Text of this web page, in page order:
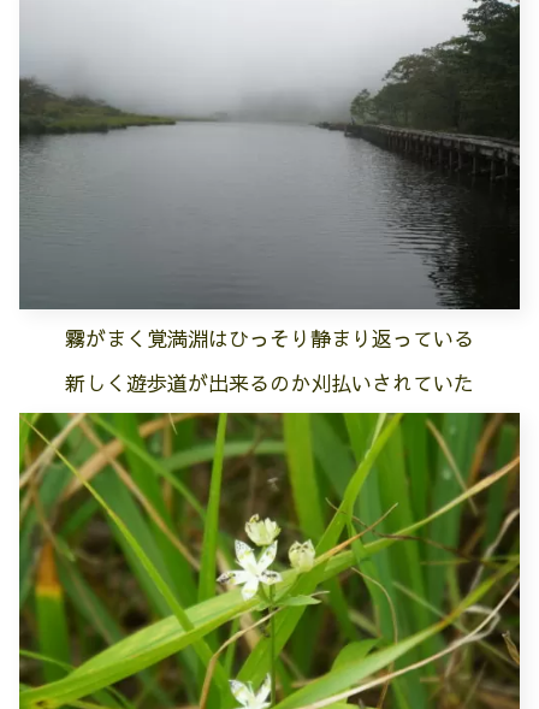
霧がまく覚満淵はひっそり静まり返っている
新しく遊歩道が出来るのか刈払いされていた